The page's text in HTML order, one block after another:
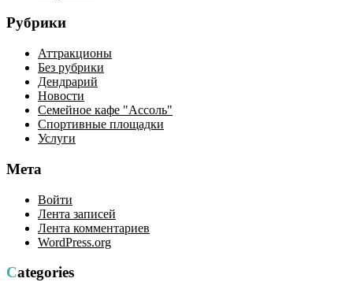
Рубрики
Аттракционы
Без рубрики
Дендрарий
Новости
Семейное кафе "Ассоль"
Спортивные площадки
Услуги
Мета
Войти
Лента записей
Лента комментариев
WordPress.org
Categories